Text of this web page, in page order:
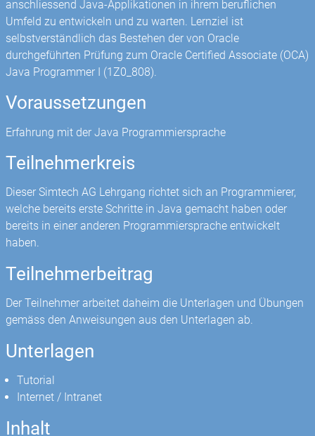
anschliessend Java-Applikationen in ihrem beruflichen
Umfeld zu entwickeln und zu warten. Lernziel ist
selbstverständlich das Bestehen der von Oracle
durchgeführten Prüfung zum Oracle Certified Associate (OCA)
Java Programmer I (1Z0_808).
Voraussetzungen
Erfahrung mit der Java Programmiersprache
Teilnehmerkreis
Dieser Simtech AG Lehrgang richtet sich an Programmierer,
welche bereits erste Schritte in Java gemacht haben oder
bereits in einer anderen Programmiersprache entwickelt
haben.
Teilnehmerbeitrag
Der Teilnehmer arbeitet daheim die Unterlagen und Übungen
gemäss den Anweisungen aus den Unterlagen ab.
Unterlagen
Tutorial
Internet / Intranet
Inhalt